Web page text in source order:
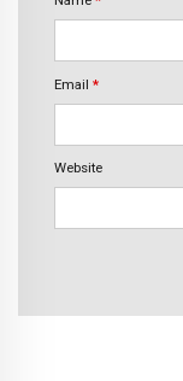
Email *
Website